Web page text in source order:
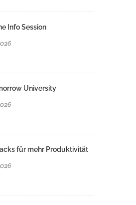
Info Session
University
für mehr Produktivität